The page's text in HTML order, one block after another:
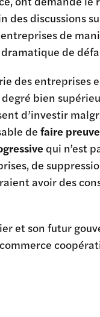
des discussions
de
de
des entreprises
bien
d’investir
de faire
qui n’est
de
avoir des
et son futur